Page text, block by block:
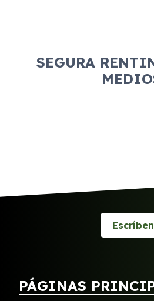
SEGURA
PÁGINAS